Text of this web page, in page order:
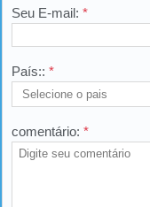
Seu E-mail: *
País:: *
comentário: *